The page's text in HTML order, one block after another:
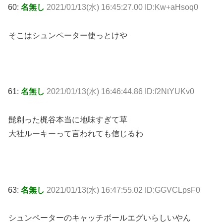
60: 名無し 2021/01/13(水) 16:45:27.00 ID:Kw+aHsoq0
そこはシュンペーター使っとけや
61: 名無し 2021/01/13(水) 16:46:44.86 ID:f2NtYUKv0
髭剃った梶谷本当に地味すぎて草
大社ルーキーって言われても信じるわ
63: 名無し 2021/01/13(水) 16:47:55.02 ID:GGVCLpsF0
シュンペーターのキャッチボールエグいらしいやん